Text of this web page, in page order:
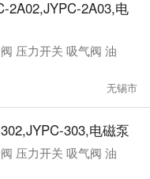
2A02,JYPC-2A03,电
压力开关 吸气阀 油
无锡市
303,电磁泵
压力开关 吸气阀 油